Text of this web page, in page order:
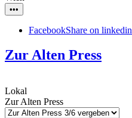
•••
FacebookShare on linkedin
Zur Alten Press
Lokal
Zur Alten Press